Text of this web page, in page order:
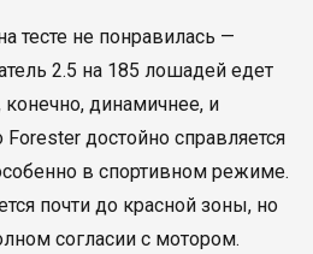
тесте не понравилась —
2.5 на 185 лошадей едет
динамичнее, и
достойно справляется
в спортивном режиме.
почти до красной зоны, но
согласии с мотором.